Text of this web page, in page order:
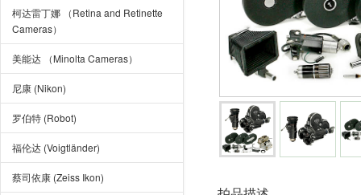
柯达雷丁娜 （Retina and Retinette
Cameras）
美能达 （Minolta Cameras）
尼康 (Nikon)
罗伯特 (Robot)
福伦达 (Voigtländer)
蔡司依康 (Zeiss Ikon)